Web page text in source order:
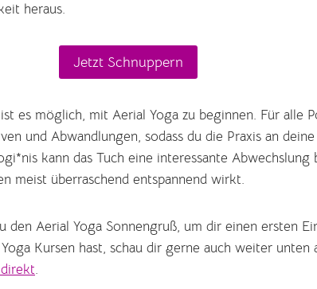
heraus.
Jetzt Schnuppern
es möglich, mit Aerial Yoga zu beginnen. Für alle
und Abwandlungen, sodass du die Praxis an
kann das Tuch eine interessante Abwechslung
meist überraschend entspannend wirkt.
den Aerial Yoga Sonnengruß, um dir einen ersten
Kursen hast, schau dir gerne auch weiter unten
.